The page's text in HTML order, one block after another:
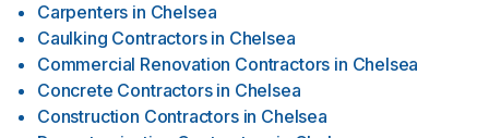
Carpenters in Chelsea
Caulking Contractors in Chelsea
Commercial Renovation Contractors in Chelsea
Concrete Contractors in Chelsea
Construction Contractors in Chelsea